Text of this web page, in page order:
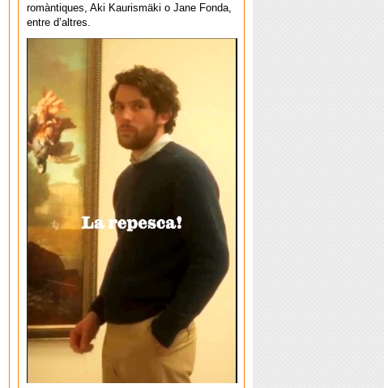
romàntiques, Aki Kaurismäki o Jane Fonda,
entre d’altres.